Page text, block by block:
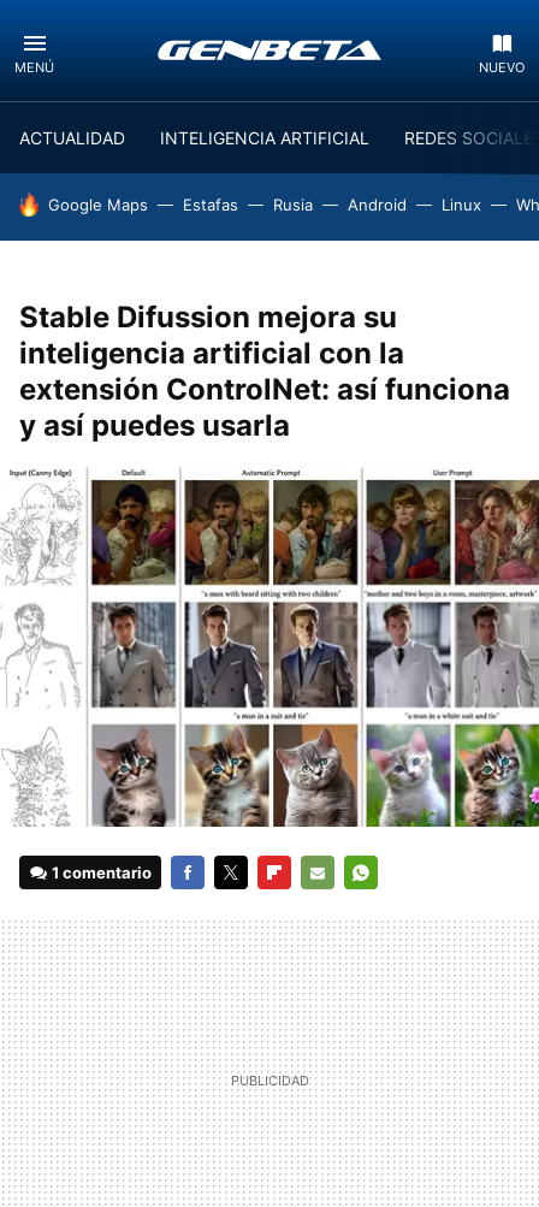
MENÚ NUEVO
ACTUALIDAD INTELIGENCIA ARTIFICIAL REDES
HOY SE HABLA DE
Google Maps Estafas Rusia Android Linux
Stable Difussion mejora su
inteligencia artificial con la
extensión ControlNet: así funciona
y así puedes usarla
1 comentario
MAIL